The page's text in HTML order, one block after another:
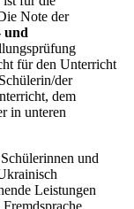
Note der
und
für den Unterricht
der
dem
in unteren
und
Leistungen